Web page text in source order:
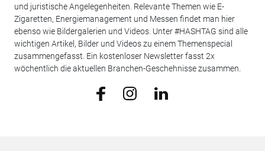
und juristische Angelegenheiten. Relevante Themen wie E-
Zigaretten, Energiemanagement und Messen findet man hier
ebenso wie Bildergalerien und Videos. Unter #HASHTAG sind alle
wichtigen Artikel, Bilder und Videos zu einem Themenspecial
zusammengefasst. Ein kostenloser Newsletter fasst 2x
wöchentlich die aktuellen Branchen-Geschehnisse zusammen.